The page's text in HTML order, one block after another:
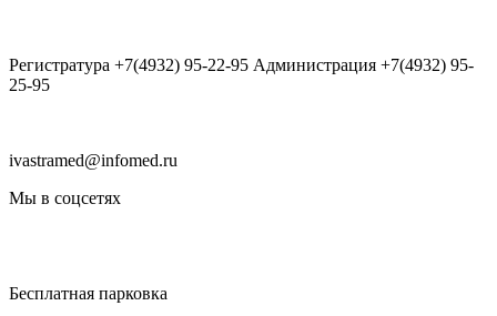
Регистратура +7(4932) 95-22-95 Администрация +7(4932) 95-
25-95
ivastramed@infomed.ru
Мы в соцсетях
Бесплатная парковка